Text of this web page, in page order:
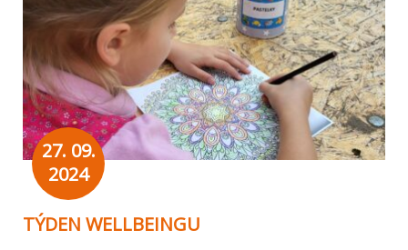
27. 09.
2024
TÝDEN WELLBEINGU